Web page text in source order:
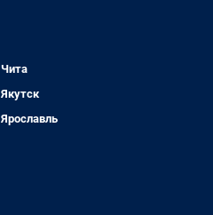
Чита
Якутск
Ярославль